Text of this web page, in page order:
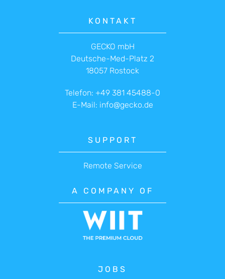
KONTAKT
GECKO mbH
Deutsche-Med-Platz 2
18057 Rostock
Telefon: +49 381 45488-0
E-Mail: info@gecko.de
SUPPORT
Remote Service
A COMPANY OF
JOBS